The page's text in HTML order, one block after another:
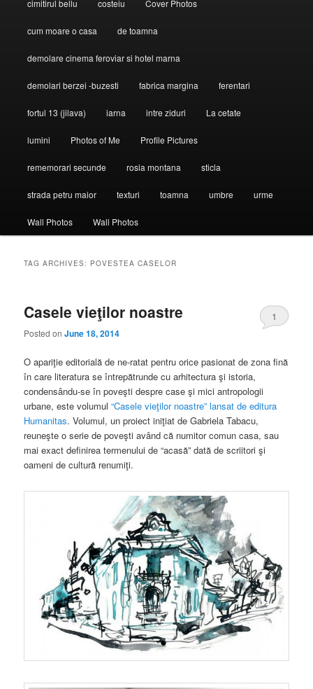
cimitirul bellu costeiu Cover Photos
cum moare o casa de toamna
demolare cinema feroviar si hotel marna
demolari berzei -buzesti fabrica margina ferentari
fortul 13 (jilava) iarna intre ziduri La cetate
lumini Photos of Me Profile Pictures
rememorari secunde rosia montana sticla
strada petru maior texturi toamna umbre urme
Wall Photos Wall Photos
TAG ARCHIVES: POVESTEA CASELOR
Casele vieţilor noastre
Posted onJune 18, 2014
1
O apariţie editorială de ne-ratat pentru orice pasionat de zona fină
în care literatura se întrepătrunde cu arhitectura şi istoria,
condensându-se în poveşti despre case şi mici antropologii
urbane, este volumul“Casele vieţilor noastre” lansat de editura
Humanitas. Volumul, un proiect iniţiat de Gabriela Tabacu,
reuneşte o serie de poveşti având că numitor comun casa, sau
mai exact definirea termenului de “acasă” dată de scriitori şi
oameni de cultură renumiţi.